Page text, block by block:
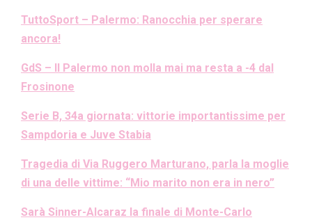
TuttoSport – Palermo: Ranocchia per sperare
ancora!
GdS – Il Palermo non molla mai ma resta a -4 dal
Frosinone
Serie B, 34a giornata: vittorie importantissime per
Sampdoria e Juve Stabia
Tragedia di Via Ruggero Marturano, parla la moglie
di una delle vittime: “Mio marito non era in nero”
Sarà Sinner-Alcaraz la finale di Monte-Carlo